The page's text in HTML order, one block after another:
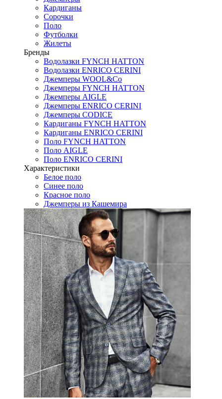
Кардиганы
Сорочки
Поло
Футболки
Жилеты
Бренды
Водолазки FYNCH HATTON
Водолазки ENRICO CERINI
Джемперы WOOL&Co
Джемперы FYNCH HATTON
Джемперы AIGLE
Джемперы ENRICO CERINI
Джемперы CODICE
Кардиганы FYNCH HATTON
Кардиганы ENRICO CERINI
Поло FYNCH HATTON
Поло AIGLE
Поло ENRICO CERINI
Характеристики
Белое поло
Синее поло
Красное поло
Джемперы из Кашемира